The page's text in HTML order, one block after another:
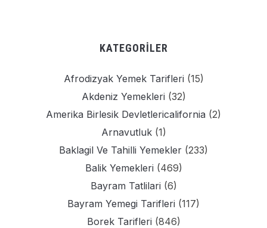
KATEGORILER
Afrodizyak Yemek Tarifleri (15)
Akdeniz Yemekleri (32)
Amerika Birlesik Devletlericalifornia (2)
Arnavutluk(1)
Baklagil Ve Tahilli Yemekler (233)
Balik Yemekleri (469)
Bayram Tatlilari (6)
Bayram Yemegi Tarifleri (117)
Borek Tarifleri (846)